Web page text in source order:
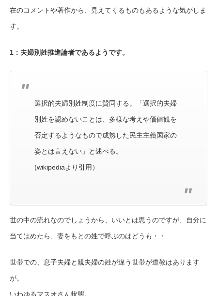
在のコメントや著作から、見えてくるものもあるような気がしま
す。
1：夫婦別姓推進論者であるようです。
選択的夫婦別姓制度に賛同する。「選択的夫婦
別姓を認めないことは、多様な考えや価値観を
否定するようなもので成熟した民主主義国家の
姿とは言えない」と述べる。
(wikipediaより引用）
世の中の流れなのでしょうから、いいとは思うのですが、自分に
当てはめたら、妻をもとの姓で呼ぶのはどうも・・
世帯での、息子夫婦と親夫婦の姓が違う世帯が道教はあります
が。
いわゆるマスオさん状態。